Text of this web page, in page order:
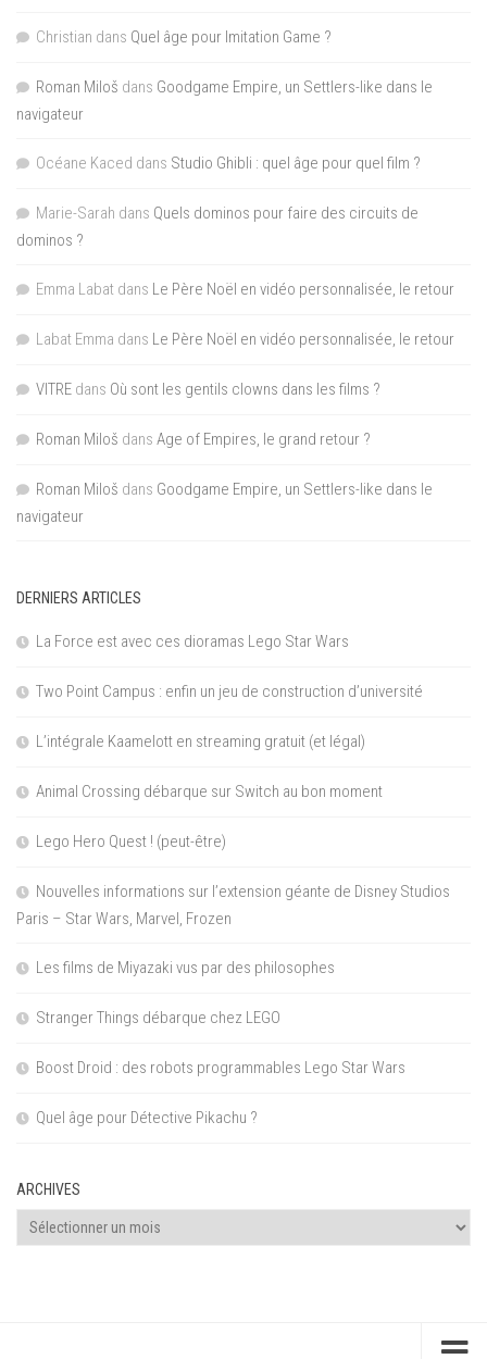
Christian dans Quel âge pour Imitation Game ?
Roman Miloš dans Goodgame Empire, un Settlers-like dans le
navigateur
Océane Kaced dans Studio Ghibli : quel âge pour quel film ?
Marie-Sarah dans Quels dominos pour faire des circuits de
dominos ?
Emma Labat dans Le Père Noël en vidéo personnalisée, le retour
Labat Emma dans Le Père Noël en vidéo personnalisée, le retour
VITRE dans Où sont les gentils clowns dans les films ?
Roman Miloš dans Age of Empires, le grand retour ?
Roman Miloš dans Goodgame Empire, un Settlers-like dans le
navigateur
DERNIERS ARTICLES
La Force est avec ces dioramas Lego Star Wars
Two Point Campus : enfin un jeu de construction d’université
L’intégrale Kaamelott en streaming gratuit (et légal)
Animal Crossing débarque sur Switch au bon moment
Lego Hero Quest ! (peut-être)
Nouvelles informations sur l’extension géante de Disney Studios
Paris – Star Wars, Marvel, Frozen
Les films de Miyazaki vus par des philosophes
Stranger Things débarque chez LEGO
Boost Droid : des robots programmables Lego Star Wars
Quel âge pour Détective Pikachu ?
ARCHIVES
Archives